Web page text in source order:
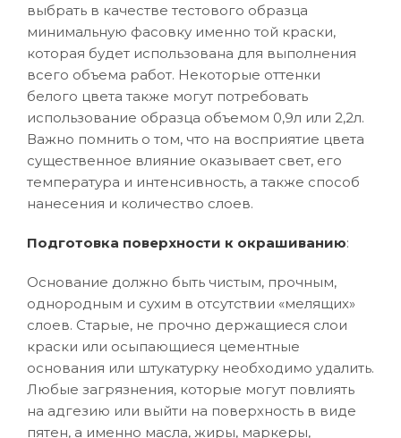
выбрать в качестве тестового образца
минимальную фасовку именно той краски,
которая будет использована для выполнения
всего объема работ. Некоторые оттенки
белого цвета также могут потребовать
использование образца объемом 0,9л или 2,2л.
Важно помнить о том, что на восприятие цвета
существенное влияние оказывает свет, его
температура и интенсивность, а также способ
нанесения и количество слоев.
Подготовка поверхности к окрашиванию:
Основание должно быть чистым, прочным,
однородным и сухим в отсутствии «мелящих»
слоев. Старые, не прочно держащиеся слои
краски или осыпающиеся цементные
основания или штукатурку необходимо удалить.
Любые загрязнения, которые могут повлиять
на адгезию или выйти на поверхность в виде
пятен, а именно масла, жиры, маркеры,